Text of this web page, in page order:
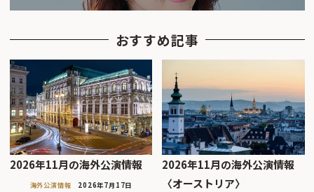
おすすめ記事
2026年11月の海外公演情報
海外公演情報 2026年7月17日
2026年11月の海外公演情報
〈オーストリア〉